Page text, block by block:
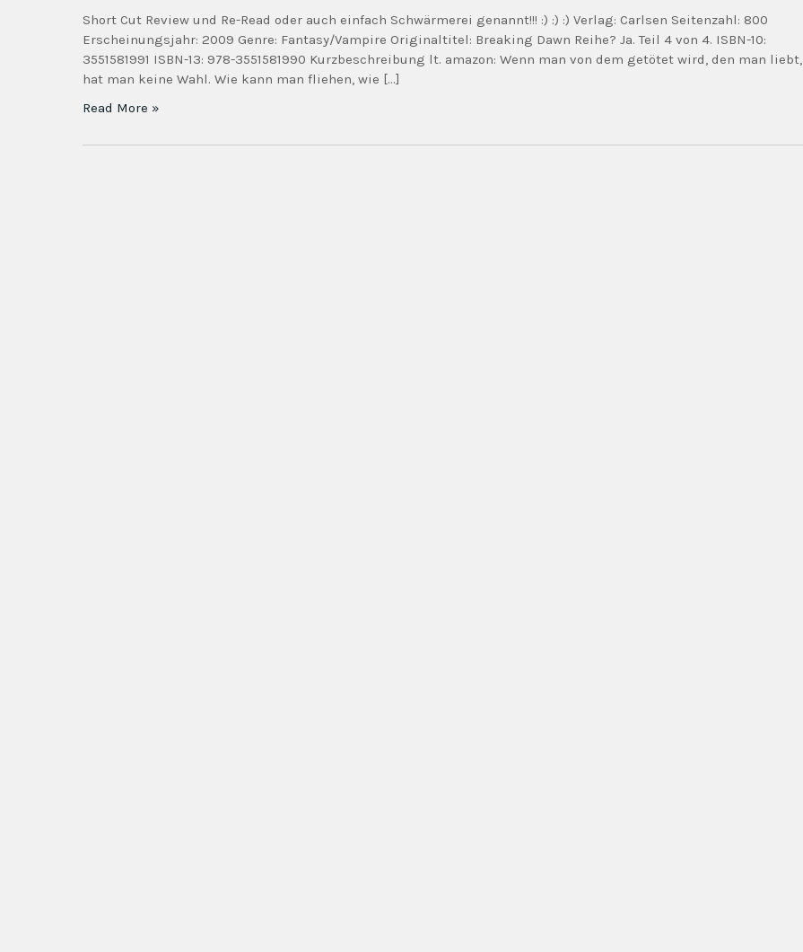
Short Cut Review und Re-Read oder auch einfach Schwärmerei genannt!!! :) :) :) Verlag: Carlsen Seitenzahl: 800
Erscheinungsjahr: 2009 Genre: Fantasy/Vampire Originaltitel: Breaking Dawn Reihe? Ja. Teil 4 von 4. ISBN-10:
3551581991 ISBN-13: 978-3551581990 Kurzbeschreibung lt. amazon: Wenn man von dem getötet wird, den man liebt,
hat man keine Wahl. Wie kann man fliehen, wie […]
Read More »